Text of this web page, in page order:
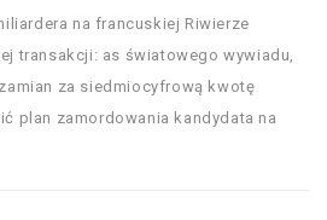
na francuskiej Riwierze
transakcji: as światowego wywiadu,
za siedmiocyfrową kwotę
plan zamordowania kandydata na